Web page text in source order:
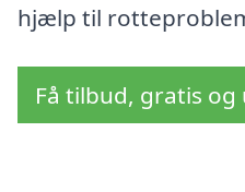
hjælp til
Få tilbud, gratis